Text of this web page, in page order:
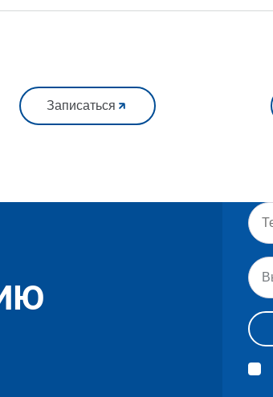
Записаться